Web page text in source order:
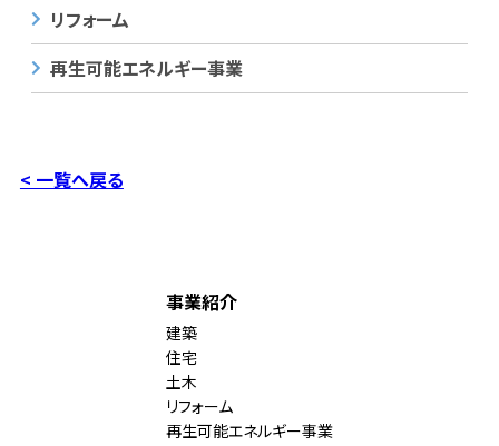
リフォーム
再生可能エネルギー事業
< 一覧へ戻る
事業紹介
建築
住宅
土木
リフォーム
再生可能エネルギー事業